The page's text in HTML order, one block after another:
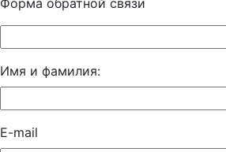
Форма обратной связи
Имя и фамилия:
E-mail